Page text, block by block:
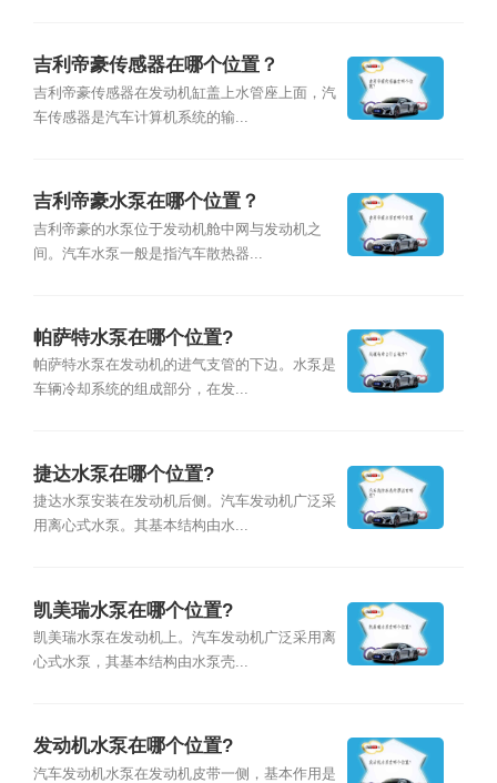
吉利帝豪传感器在哪个位置？
吉利帝豪传感器在发动机缸盖上水管座上面，汽
车传感器是汽车计算机系统的输...
吉利帝豪水泵在哪个位置？
吉利帝豪的水泵位于发动机舱中网与发动机之
间。汽车水泵一般是指汽车散热器...
帕萨特水泵在哪个位置?
帕萨特水泵在发动机的进气支管的下边。水泵是
车辆冷却系统的组成部分，在发...
捷达水泵在哪个位置?
捷达水泵安装在发动机后侧。汽车发动机广泛采
用离心式水泵。其基本结构由水...
凯美瑞水泵在哪个位置?
凯美瑞水泵在发动机上。汽车发动机广泛采用离
心式水泵，其基本结构由水泵壳...
发动机水泵在哪个位置?
汽车发动机水泵在发动机皮带一侧，基本作用是